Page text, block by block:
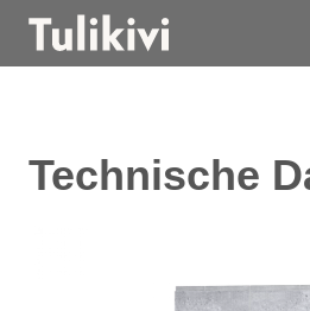
Technische